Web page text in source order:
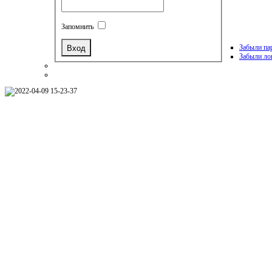
Запомнить
Забыли
Забыли